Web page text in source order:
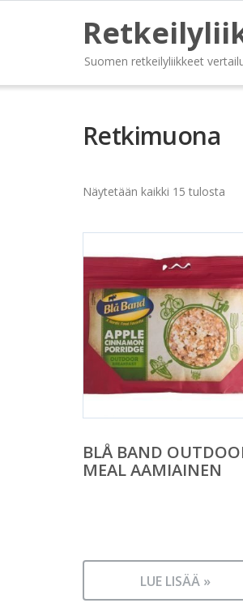
Suomen retkeilyliikkeet
Retkimuona
Näytetään kaikki 15 tulosta
BLÅ BAND
MEAL AAMIAINEN
LUE LISÄÄ »